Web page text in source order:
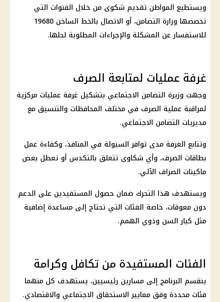
ويستطيع المواطن تقديم شكوى من خلال القنوات التي
تخصصها وزارة التضامن، أو الاتصال بالخط الساخن 19680
للاستفسار عن المشكلة والإجراءات المطلوبة لحلها.
غرفة عمليات لمتابعة الصرف
وجهت وزيرة التضامن الاجتماعي بتشكيل غرفة عمليات مركزية
لمراقبة عملية الصرف في مختلف المحافظات والتنسيق مع
مديريات التضامن الاجتماعي.
وتتابع الغرفة مدى توافر السيولة في المنافذ، وكفاءة عمل
بطاقات الصرف، وأي شكاوى تتعلق بالتكدس أو تعطل بعض
ماكينات الصراف الآلي.
ويستهدف هذا التحرك ضمان حصول المستفيدين على الدعم
دون معوقات، خاصة الفئات التي تحتاج إلى مساعدة إضافية
مثل كبار السن وذوي الهمم.
الفئات المستفيدة من تكافل وكرامة
ينقسم البرنامج إلى مسارين رئيسيين، يستهدف كل منهما
فئات محددة وفق معايير الاستحقاق الاجتماعي والاقتصادي.